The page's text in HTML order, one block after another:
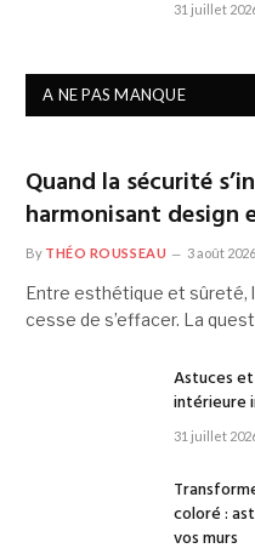
31 juillet
A NE PAS MANQUE
Quand la sécurité
harmonisant
By THÉO ROUSSEAU 3 août 2026
Entre esthétique et sûreté,
cesse de s’effacer. La
Astuces
intérieure
31 juillet
coloré :
vos murs